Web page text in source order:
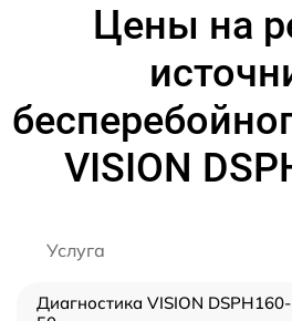
Цены на
VISION
Услуга
Диагностика VISION DSPH160-